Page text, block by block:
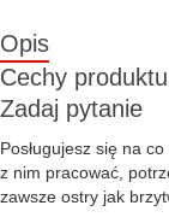
Opis
Cechy produktu
Zadaj pytanie
Posługujesz się na
z nim pracować,
zawsze ostry jak